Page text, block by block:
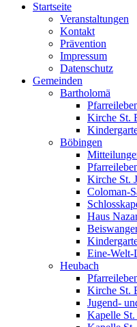
Startseite
Veranstaltungen
Kontakt
Prävention
Impressum
Datenschutz
Gemeinden
Bartholomä
Kirche St.
Böbingen
Kirche St.
Coloman-
Haus
Eine-Welt-
Heubach
Kirche St.
Jugend-
Kapelle St.